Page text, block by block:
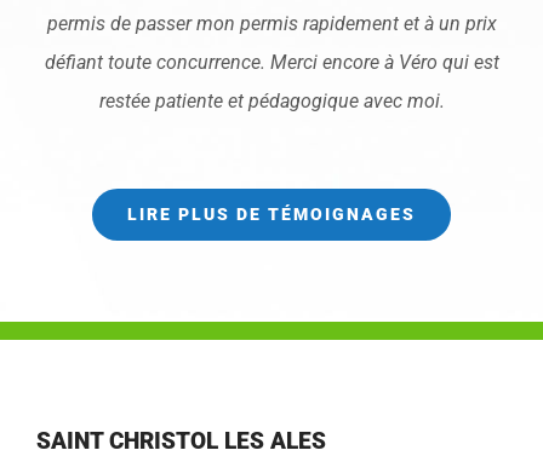
permis de passer mon permis rapidement et à un prix
défiant toute concurrence. Merci encore à Véro qui est
restée patiente et pédagogique avec moi.
LIRE PLUS DE TÉMOIGNAGES
SAINT CHRISTOL LES ALES